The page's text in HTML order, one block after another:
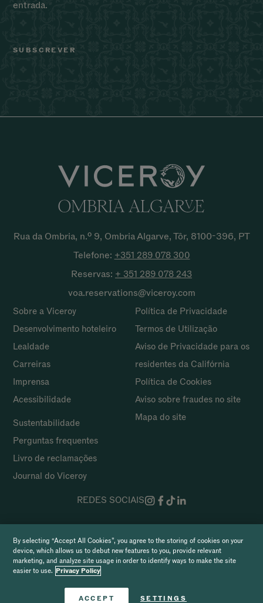
entrada.
Rua da Ombria, n.º 9, Ombria Algarve, Tôr, 8100-396, PT
Telefone: +351 289 078 300
Reservas: + 351 289 078 243
voa.reservations@viceroy.com
Sobre a Viceroy
Desenvolvimento hoteleiro
Lealdade
Carreiras
Imprensa
Acessibilidade
Política de Privacidade
Termos de Utilização
Aviso de Privacidade para os
residentes da Califórnia
Política de Cookies
Aviso sobre fraudes no site
Mapa do site
Sustentabilidade
Perguntas frequentes
Livro de reclamações
Journal do Viceroy
REDES SOCIAIS
Direitos de autor 2026 Viceroy Hotels & Resorts
By selecting “Accept All Cookies”, you agree to the storing of cookies on your
device, which allows us to debut new features to you, provide relevant
marketing, and analyze site usage in order to identify ways to make the site
easier to use. Privacy Policy
SETTINGS
ACCEPT